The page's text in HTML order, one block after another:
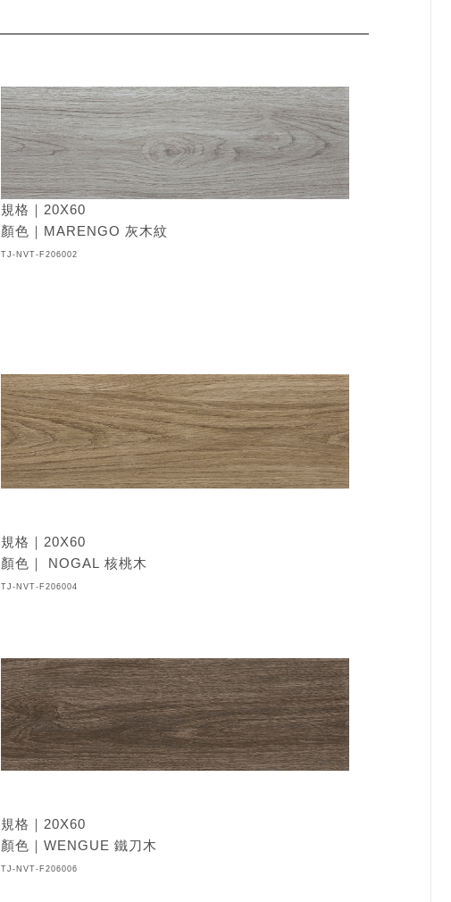
規格｜20X60
顏色｜MARENGO 灰木紋
TJ-NVT-F206002
規格｜20X60
顏色｜ NOGAL 核桃木
TJ-NVT-F206004
規格｜20X60
顏色｜WENGUE 鐵刀木
TJ-NVT-F206006